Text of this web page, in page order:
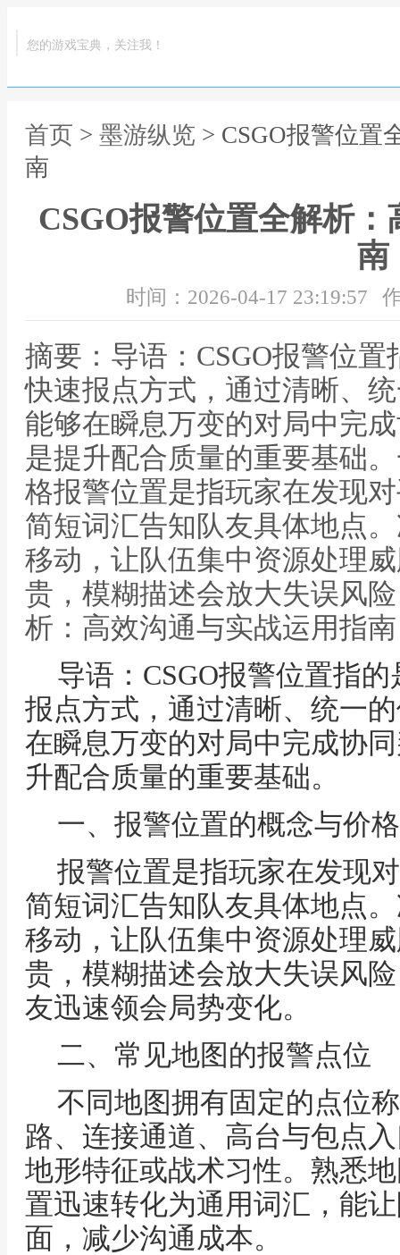
您的游戏宝典，关注我！
首页 > 墨游纵览 > CSGO报警位置
南
CSGO报警位置全解析
南
时间：2026-04-17 23:19:57
摘要：导语：CSGO报警位
快速报点方式，通过清晰、
能够在瞬息万变的对局中完
是提升配合质量的重要基础
格报警位置是指玩家在发现
简短词汇告知队友具体地点
移动，让队伍集中资源处理
贵，模糊描述会放大失误风
析：高效沟通与实战运用指南
导语：CSGO报警位置指
报点方式，通过清晰、统一
在瞬息万变的对局中完成协
升配合质量的重要基础。
一、报警位置的概念与价格
报警位置是指玩家在发现
简短词汇告知队友具体地点
移动，让队伍集中资源处理
贵，模糊描述会放大失误风
友迅速领会局势变化。
二、常见地图的报警点位
不同地图拥有固定的点位
路、连接通道、高台与包点
地形特征或战术习性。熟悉
置迅速转化为通用词汇，能
面，减少沟通成本。